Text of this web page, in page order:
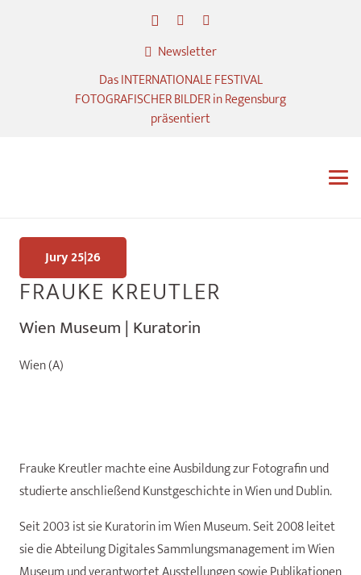
Newsletter
Das INTERNATIONALE FESTIVAL
FOTOGRAFISCHER BILDER in Regensburg
präsentiert
Jury 25|26
FRAUKE KREUTLER
Wien Museum | Kuratorin
Wien (A)
Frauke Kreutler machte eine Ausbildung zur Fotografin und
studierte anschließend Kunstgeschichte in Wien und Dublin.
Seit 2003 ist sie Kuratorin im Wien Museum. Seit 2008 leitet
sie die Abteilung Digitales Sammlungsmanagement im Wien